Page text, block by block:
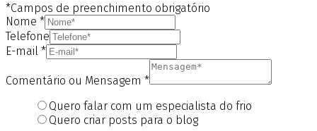
*Campos de preenchimento obrigatório
Nome *
Telefone
E-mail *
Comentário ou Mensagem *
Quero falar com um especialista do frio
Quero criar posts para o blog